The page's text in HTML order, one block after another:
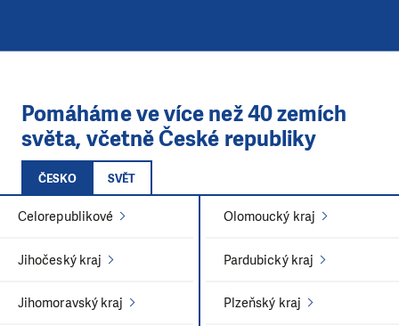
Pomáháme ve více než 40 zemích
světa, včetně České republiky
ČESKO SVĚT
Celorepublikové
Jihočeský kraj
Jihomoravský kraj
Olomoucký kraj
Pardubický kraj
Plzeňský kraj